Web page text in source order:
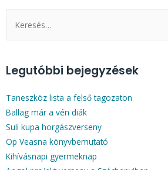
Legutóbbi bejegyzések
Taneszköz lista a felső tagozaton
Ballag már a vén diák
Suli kupa horgászverseny
Op Veasna könyvbemutató
Kihívásnapi gyermeknap